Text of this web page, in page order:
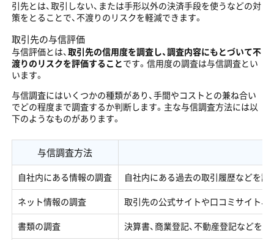
引先とは、取引しない、または手形以外の決済手段を使うなどの対
策をとることで、不渡りのリスクを軽減できます。
取引先の与信評価
与信評価とは、 取引先の信用度を調査し、調査内容にもとづいて不
渡りのリスクを評価することです。信用度の調査は与信調査とい
います。
与信調査にはいくつかの種類があり、手間やコストとの兼ね合い
でどの程度まで調査するか判断します。主な与信調査方法には以
下のようなものがあります。
与信調査方法
自社内にある情報の調査
自社内にある過去の取引履歴などを調
ネット情報の調査
取引先の公式サイトや口コミサイト、
書類の調査
決算書、商業登記、不動産登記などを調